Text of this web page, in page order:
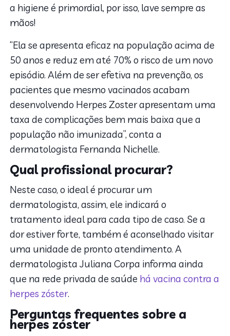
a higiene é primordial, por isso, lave sempre as
mãos!
“Ela se apresenta eficaz na população acima de
50 anos e reduz em até 70% o risco de um novo
episódio. Além de ser efetiva na prevenção, os
pacientes que mesmo vacinados acabam
desenvolvendo Herpes Zoster apresentam uma
taxa de complicações bem mais baixa que a
população não imunizada”, conta a
dermatologista Fernanda Nichelle.
Qual profissional procurar?
Neste caso, o ideal é procurar um
dermatologista, assim, ele indicará o
tratamento ideal para cada tipo de caso. Se a
dor estiver forte, também é aconselhado visitar
uma unidade de pronto atendimento. A
dermatologista Juliana Corpa informa ainda
que na rede privada de saúde há vacina contra a
herpes zóster.
Perguntas frequentes sobre a
herpes zóster